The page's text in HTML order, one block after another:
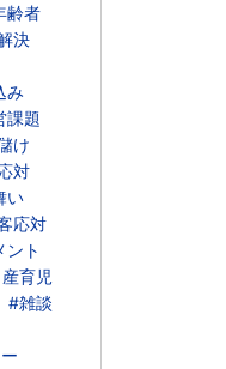
齢者
決
み
課題
け
対
い
応対
ント
育児
#雑談